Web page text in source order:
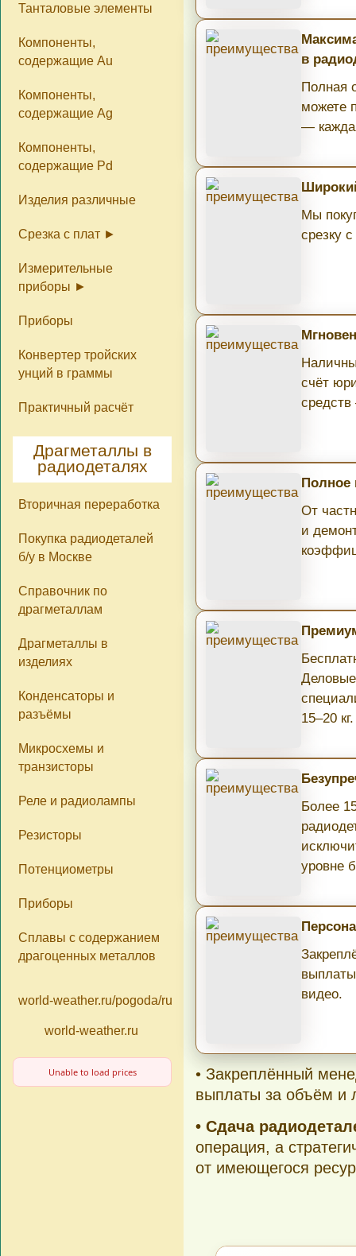
в
Полная
можете
—
Мы
срезку
счёт
От
и
15–20 кг.
Более
уровне
видео.
• Закреплённый
выплаты за объём и
• Сдача
операция, а
от имеющегося
Платы цены
Платы фото
Танталовые элементы
Компоненты,
содержащие Au
Компоненты,
содержащие Ag
Компоненты,
содержащие Pd
Изделия различные
Срезка с плат
Конденсаторы
Диоды
Резисторы
Разъёмы
Переключатели
Измерительные
приборы
Приборы цены
Радиодетали в
Приборы фото
Приборы
Конвертер тройских
унций в граммы
Практичный расчёт
Драгметаллы в
радиодеталях
Вторичная переработка
Покупка радиодеталей
б/у в Москве
Справочник по
драгметаллам
Драгметаллы в
изделиях
Конденсаторы и
разъёмы
Микросхемы и
транзисторы
Реле и радиолампы
Резисторы
Потенциометры
Приборы
Сплавы с содержанием
драгоценных металлов
world-weather.ru/pogoda/russia/moscow/14days/
world-weather.ru
Unable to load prices